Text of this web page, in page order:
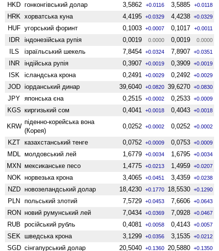
HKD гонконгівський долар 3,5862 +0.0116 3,5885 +0.0118
HRK хорватська куна 4,4195 +0.0329 4,4238 +0.0329
HUF угорський форинт 0,1003 +0.0007 0,1017 +0.0011
IDR індонезійська рупія 0,0019 0.0000 0,0019 0.0000
ILS ізраїльський шекель 7,8454 +0.0324 7,8907 +0.0351
INR індійська рупія 0,3907 +0.0019 0,3909 +0.0019
ISK ісландська крона 0,2491 +0.0029 0,2492 +0.0029
JOD іорданський динар 39,6040 +0.0820 39,6270 +0.0830
JPY японська єна 0,2515 +0.0002 0,2533 +0.0009
KGS киргизький сом 0,4041 +0.0018 0,4043 +0.0018
KRW
піденно-корейська вона
(Корея)
0,0252 +0.0002 0,0252 +0.0002
KZT казахстанський тенге 0,0752 +0.0009 0,0753 +0.0009
MDL молдовський лей 1,6779 +0.0034 1,6795 +0.0034
MXN мексиканське песо 1,4775 +0.0213 1,4959 +0.0207
NOK норвезька крона 3,4065 +0.0451 3,4359 +0.0238
NZD ново­зеландський долар 18,4230 +0.1770 18,5530 +0.1290
PLN польський злотий 7,5729 +0.0453 7,6606 +0.0643
RON новий румунський лей 7,0434 +0.0369 7,0928 +0.0467
RUB російський рубль 0,4081 +0.0058 0,4143 +0.0057
SEK шведська крона 3,1299 +0.0356 3,1535 +0.0212
SGD сінгапурський долар 20,5040 +0.1360 20,5880 +0.1350